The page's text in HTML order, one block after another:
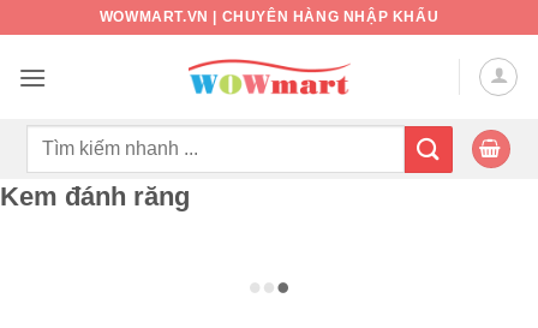
nội
WOWMART.VN | CHUYÊN HÀNG NHẬP KHẨU
Tìm
Kem đánh răng